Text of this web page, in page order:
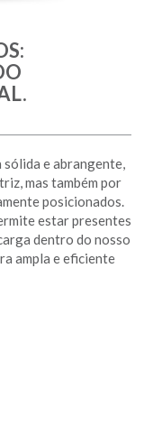
sólida e abrangente,
mas também por
posicionados.
estar presentes
dentro do nosso
ampla e eficiente